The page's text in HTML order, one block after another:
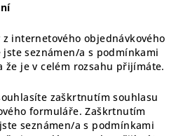
internetového objednávkového
seznámen/a s podmínkami
že je v celém rozsahu přijímáte.
zaškrtnutím souhlasu
formuláře. Zaškrtnutím
seznámen/a s podmínkami